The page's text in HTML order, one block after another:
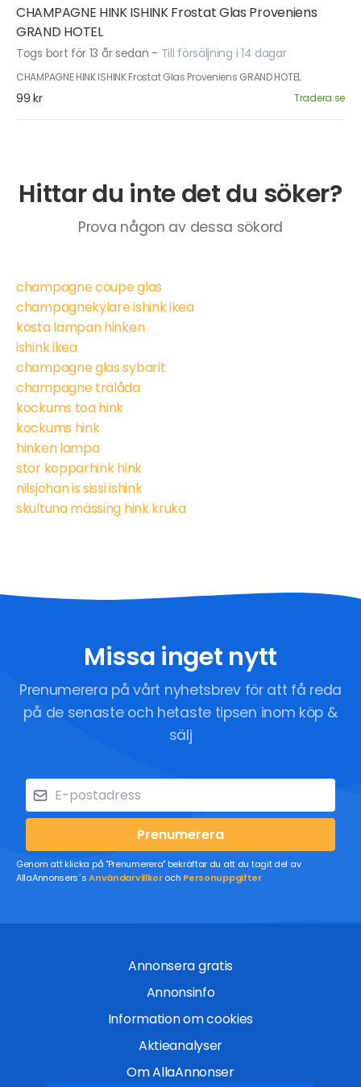
CHAMPAGNE HINK ISHINK Frostat Glas Proveniens
GRAND HOTEL
Togs bort för 13 år sedan - Till försäljning i 14 dagar
CHAMPAGNE HINK ISHINK Frostat Glas Proveniens GRAND HOTEL
99 kr Tradera.se
Hittar du inte det du söker?
Prova någon av dessa sökord
champagne coupe glas
champagnekylare ishink ikea
kosta lampan hinken
ishink ikea
champagne glas sybarit
champagne trälåda
kockums toa hink
kockums hink
hinken lampa
stor kopparhink hink
nilsjohan is sissi ishink
skultuna mässing hink kruka
Missa inget nytt
Prenumerera på vårt nyhetsbrev för att få reda
på de senaste och hetaste tipsen inom köp &
sälj
Prenumerera
Genom att klicka på "Prenumerera" bekräftar du att du tagit del av
AllaAnnonsers´sAnvändarvillkoroch Personuppgifter
Annonsera gratis
Annonsinfo
Information om cookies
Aktieanalyser
Om AllaAnnonser